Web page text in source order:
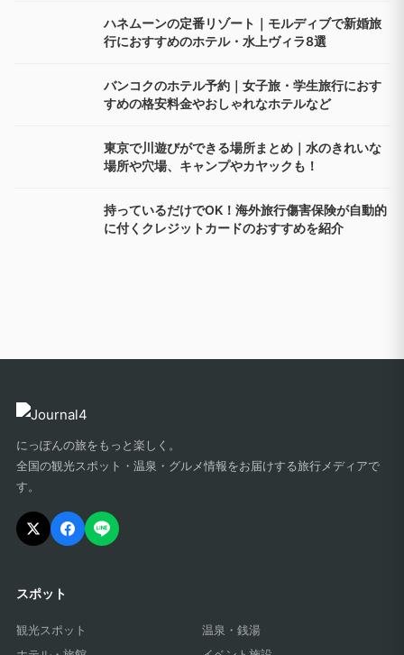
ハネムーンの定番リゾート｜モルディブで新婚旅
行におすすめのホテル・水上ヴィラ8選
バンコクのホテル予約｜女子旅・学生旅行におす
すめの格安料金やおしゃれなホテルなど
東京で川遊びができる場所まとめ｜水のきれいな
場所や穴場、キャンプやカヤックも！
持っているだけでOK！海外旅行傷害保険が自動的
に付くクレジットカードのおすすめを紹介
にっぽんの旅をもっと楽しく。
全国の観光スポット・温泉・グルメ情報をお届けする旅行メディアで
す。
スポット
観光スポット
温泉・銭湯